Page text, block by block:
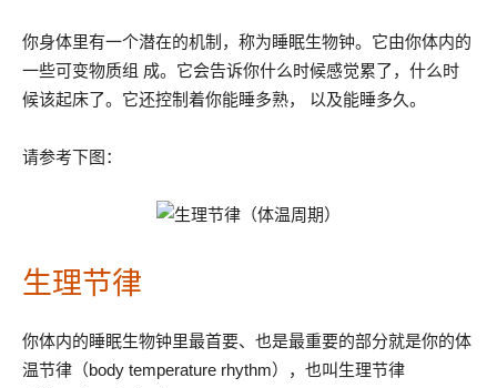
你身体里有一个潜在的机制，称为睡眠生物钟。它由你体内的
一些可变物质组 成。它会告诉你什么时候感觉累了，什么时
候该起床了。它还控制着你能睡多熟， 以及能睡多久。
请参考下图：
生理节律
你体内的睡眠生物钟里最首要、也是最重要的部分就是你的体
温节律（body temperature rhythm），也叫生理节律